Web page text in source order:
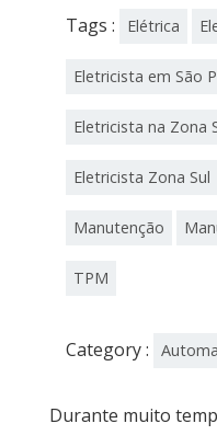
Tags : Elétrica
Eletricista em São
Eletricista na Zona
Eletricista Zona Sul
Manutenção
TPM
Category :
Durante muito